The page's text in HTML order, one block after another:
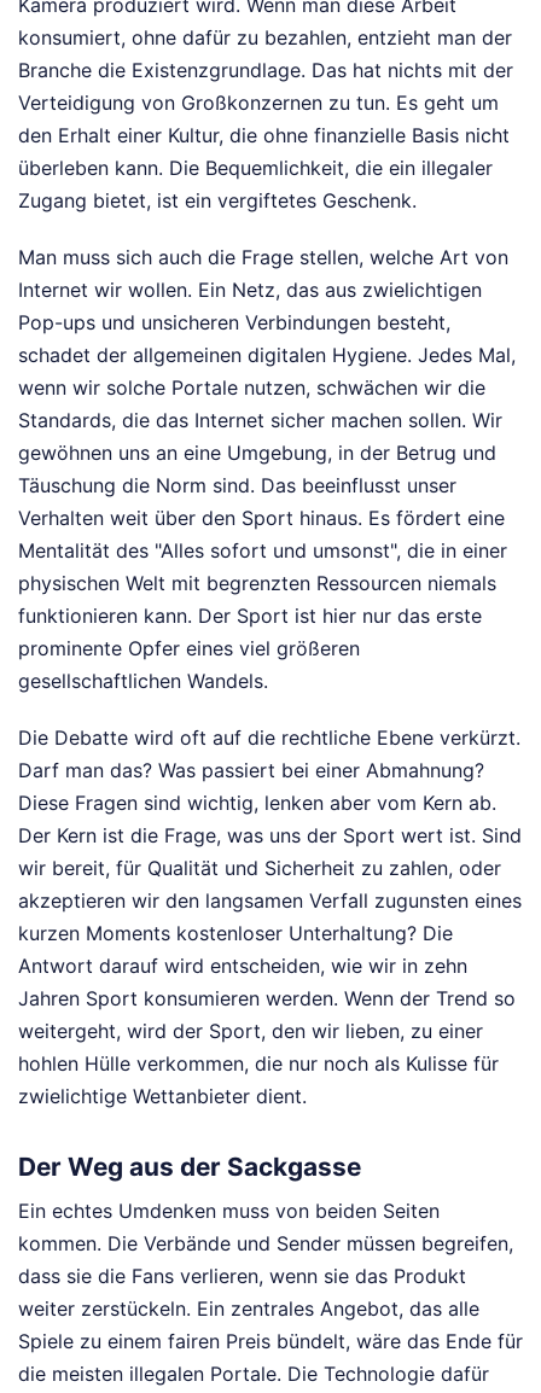
konsumiert, ohne dafür zu bezahlen, entzieht man der
Branche die Existenzgrundlage. Das hat nichts mit der
Verteidigung von Großkonzernen zu tun. Es geht um
den Erhalt einer Kultur, die ohne finanzielle Basis nicht
überleben kann. Die Bequemlichkeit, die ein illegaler
Zugang bietet, ist ein vergiftetes Geschenk.
Man muss sich auch die Frage stellen, welche Art von
Internet wir wollen. Ein Netz, das aus zwielichtigen
Pop-ups und unsicheren Verbindungen besteht,
schadet der allgemeinen digitalen Hygiene. Jedes Mal,
wenn wir solche Portale nutzen, schwächen wir die
Standards, die das Internet sicher machen sollen. Wir
gewöhnen uns an eine Umgebung, in der Betrug und
Täuschung die Norm sind. Das beeinflusst unser
Verhalten weit über den Sport hinaus. Es fördert eine
Mentalität des "Alles sofort und umsonst", die in einer
physischen Welt mit begrenzten Ressourcen niemals
funktionieren kann. Der Sport ist hier nur das erste
prominente Opfer eines viel größeren
gesellschaftlichen Wandels.
Die Debatte wird oft auf die rechtliche Ebene verkürzt.
Darf man das? Was passiert bei einer Abmahnung?
Diese Fragen sind wichtig, lenken aber vom Kern ab.
Der Kern ist die Frage, was uns der Sport wert ist. Sind
wir bereit, für Qualität und Sicherheit zu zahlen, oder
akzeptieren wir den langsamen Verfall zugunsten eines
kurzen Moments kostenloser Unterhaltung? Die
Antwort darauf wird entscheiden, wie wir in zehn
Jahren Sport konsumieren werden. Wenn der Trend so
weitergeht, wird der Sport, den wir lieben, zu einer
hohlen Hülle verkommen, die nur noch als Kulisse für
zwielichtige Wettanbieter dient.
Der Weg aus der Sackgasse
Ein echtes Umdenken muss von beiden Seiten
kommen. Die Verbände und Sender müssen begreifen,
dass sie die Fans verlieren, wenn sie das Produkt
weiter zerstückeln. Ein zentrales Angebot, das alle
Spiele zu einem fairen Preis bündelt, wäre das Ende für
die meisten illegalen Portale. Die Technologie dafür